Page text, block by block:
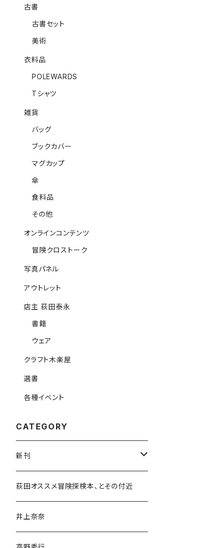
古書
古書セット
美術
衣料品
POLEWARDS
Tシャツ
雑貨
バッグ
ブックカバー
マグカップ
傘
食料品
その他
オンラインコンテンツ
冒険クロストーク
写真パネル
アウトレット
店主 荻田泰永
書籍
ウェア
クラフト木楽屋
選書
各種イベント
CATEGORY
新刊
和書
文学・小説・物語
随筆・ノンフィクション・その他
荻田オススメ冒険探検本、とその付近
井上奈奈